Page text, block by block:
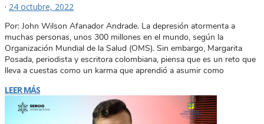
· 24 octubre, 2022
Por: John Wilson Afanador Andrade. La depresión atormenta a
muchas personas, unos 300 millones en el mundo, según la
Organización Mundial de la Salud (OMS). Sin embargo, Margarita
Posada, periodista y escritora colombiana, piensa que es un reto que
lleva a cuestas como un karma que aprendió a asumir como
LEER MÁS